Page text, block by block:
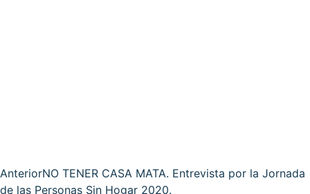
AnteriorNO TENER CASA MATA. Entrevista por la Jornada
de las Personas Sin Hogar 2020.